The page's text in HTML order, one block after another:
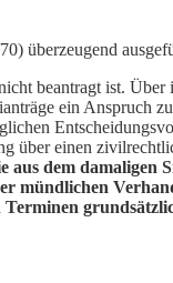
überzeugend
beantragt ist.
ein Anspruch
über einen
dem damaligen